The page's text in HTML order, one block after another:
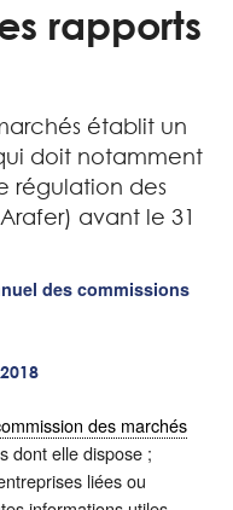
rapports
établit un
doit notamment
régulation des
avant le 31
des commissions
des marchés
dont elle dispose ;
liées ou